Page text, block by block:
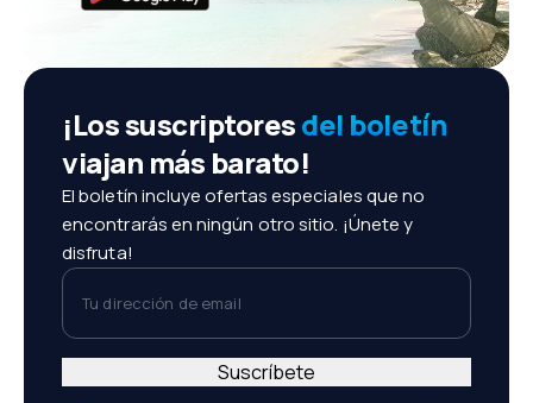
¡Los suscriptoresdel boletín
viajan más barato!
El boletín incluye ofertas especiales que no
encontrarás en ningún otro sitio. ¡Únete y
disfruta!
Tu dirección de email
Suscríbete